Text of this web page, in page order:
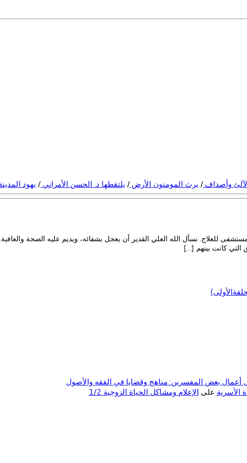
للعلاج. نسأل الله العلي القدير أن يعجل بشفائه، ويديم عليه الصحة
التي كانت بينهم […]
لآلئ وأصداف / يرث المومنون الأرض / يلتقطها د. الحسن الأمراني / يهود
بعض المفسرين: مناهج وقضايا في الفقه والأصول
على الإعلام ومشاكل الحياة الزوجية 1/2